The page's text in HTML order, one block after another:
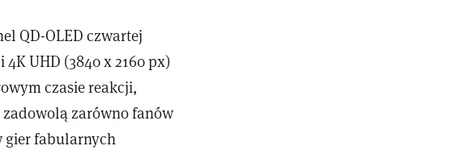
QD-OLED czwartej
UHD (3840 x 2160 px)
czasie reakcji,
zadowolą zarówno fanów
gier fabularnych